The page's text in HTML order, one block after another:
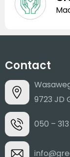
Contact
9723 JD
050 –